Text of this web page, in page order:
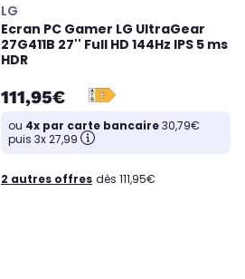
LG
Ecran PC Gamer LG UltraGear
27G411B 27'' Full HD 144Hz IPS 5 ms
HDR
111,95€
ou 4x par carte bancaire30,79€
puis 3x 27,99
2 autres offres dès 111,95€